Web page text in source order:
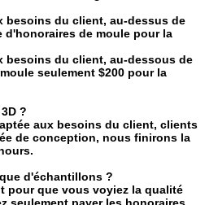
besoins du client, au-dessus de
d'honoraires de moule pour la
besoins du client, au-dessous de
seulement $200 pour la
?
aux besoins du client, clients
de conception, nous finirons la
d'échantillons ?
pour que vous voyiez la qualité